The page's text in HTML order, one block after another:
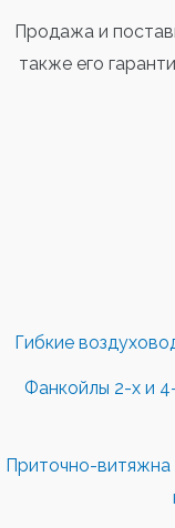
Продажа и
также его
Гибкие
Фанкойлы 2-х и
Приточно-витяжна